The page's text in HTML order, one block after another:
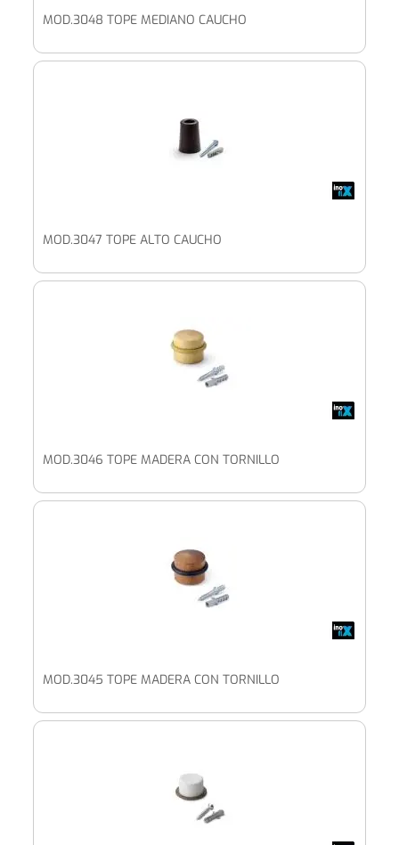
MOD.3048 TOPE MEDIANO CAUCHO
MOD.3047 TOPE ALTO CAUCHO
MOD.3046 TOPE MADERA CON TORNILLO
MOD.3045 TOPE MADERA CON TORNILLO